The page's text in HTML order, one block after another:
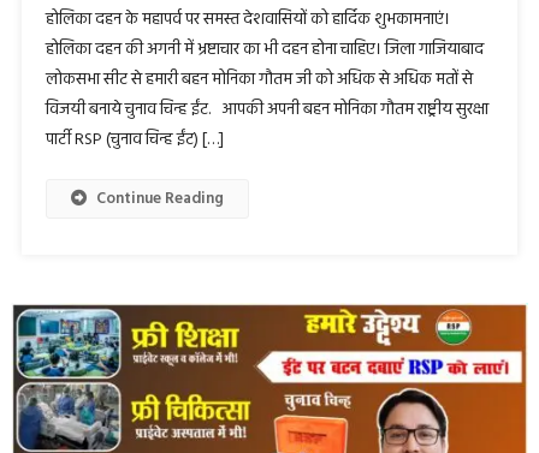
होलिका दहन के महापर्व पर समस्त देशवासियों को हार्दिक शुभकामनाएं।
होलिका दहन की अगनी में भ्रष्टाचार का भी दहन होना चाहिए। जिला गाजियाबाद
लोकसभा सीट से हमारी बहन मोनिका गौतम जी को अधिक से अधिक मतों से
विजयी बनाये चुनाव चिन्ह ईंट. आपकी अपनी बहन मोनिका गौतम राष्ट्रीय सुरक्षा
पार्टी RSP (चुनाव चिन्ह ईंट) […]
Continue Reading